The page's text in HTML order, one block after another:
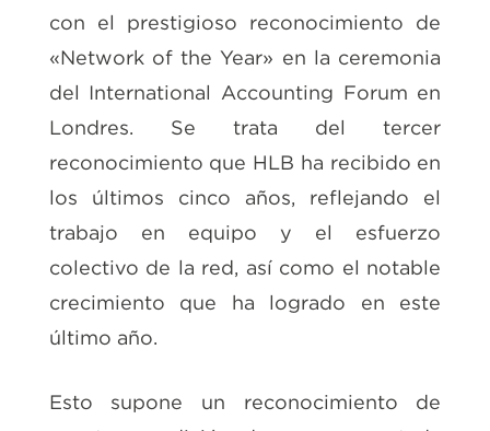
con el prestigioso reconocimiento de
«Network of the Year» en la ceremonia
del International Accounting Forum en
Londres. Se trata del tercer
reconocimiento que HLB ha recibido en
los últimos cinco años, reflejando el
trabajo en equipo y el esfuerzo
colectivo de la red, así como el notable
crecimiento que ha logrado en este
último año.
Esto supone un reconocimiento de